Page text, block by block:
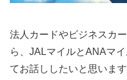
法人カードやビジネスカ
ら、JALマイルとANAマ
てお話ししたいと思いま